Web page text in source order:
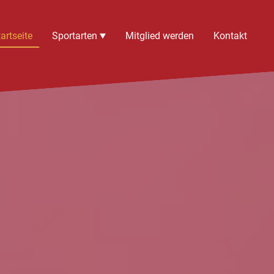
Sportarten Mitglied werden Kontakt